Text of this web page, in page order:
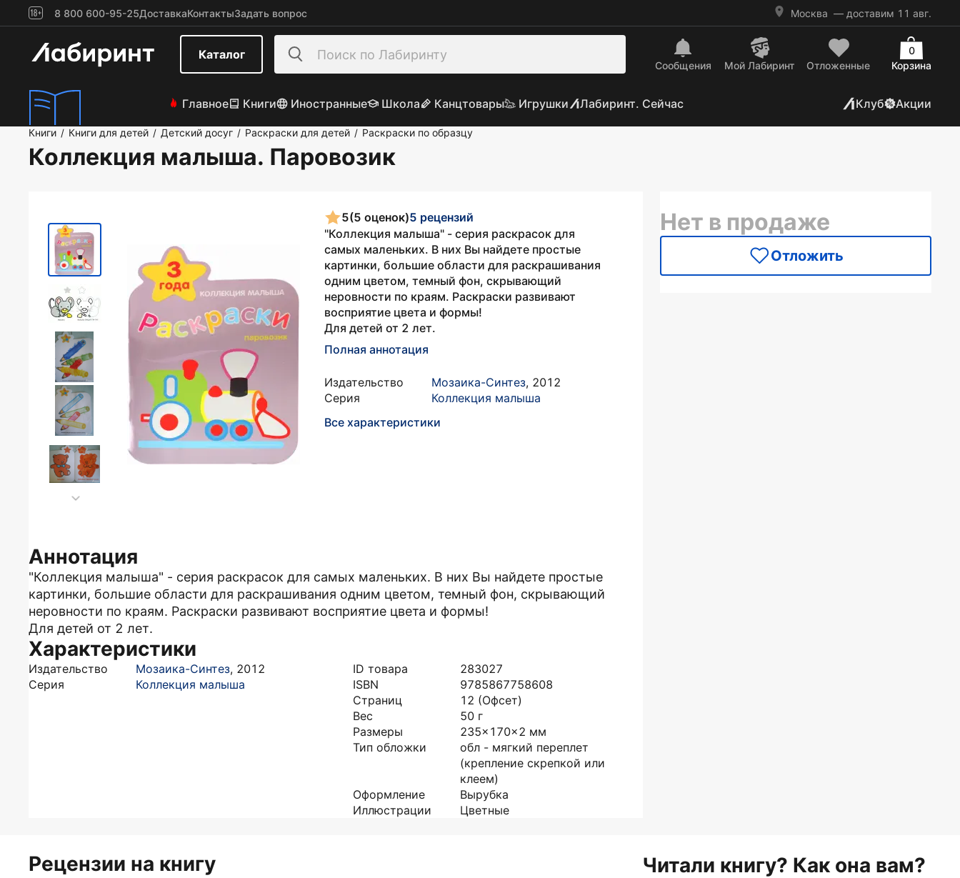
8 800 600-95-25ДоставкаКонтактыЗадать вопрос Москва — доставим 11 авг.
Каталог
Сообщения Mой Лабиринт Отложенные Корзина
0
Главное Книги Иностранные Школа Канцтовары Игрушки Лабиринт. Сейчас Клуб Акции
Книги / Книги для детей / Детский досуг / Раскраски для детей / Раскраски по образцу
Коллекция малыша. Паровозик
5(5 оценок)5 рецензий
"Коллекция малыша" - серия раскрасок для
самых маленьких. В них Вы найдете простые
картинки, большие области для раскрашивания
одним цветом, темный фон, скрывающий
неровности по краям. Раскраски развивают
восприятие цвета и формы!
Для детей от 2 лет.
Полная аннотация
Издательство Мозаика-Синтез, 2012
Серия
Коллекция малыша
Все характеристики
Аннотация
"Коллекция малыша" - серия раскрасок для самых маленьких. В них Вы найдете простые
картинки, большие области для раскрашивания одним цветом, темный фон, скрывающий
неровности по краям. Раскраски развивают восприятие цвета и формы!
Для детей от 2 лет.
Характеристики
Издательство Мозаика-Синтез, 2012
Серия
Коллекция малыша
ID товара
283027
ISBN
9785867758608
Страниц
12 (Офсет)
Вес
50 г
Размеры
235x170x2 мм
Тип обложки
обл - мягкий переплет
(крепление скрепкой или
клеем)
Оформление
Вырубка
Иллюстрации
Цветные
Нет в продаже
Отложить
Рецензии на книгу Читали книгу? Как она вам?